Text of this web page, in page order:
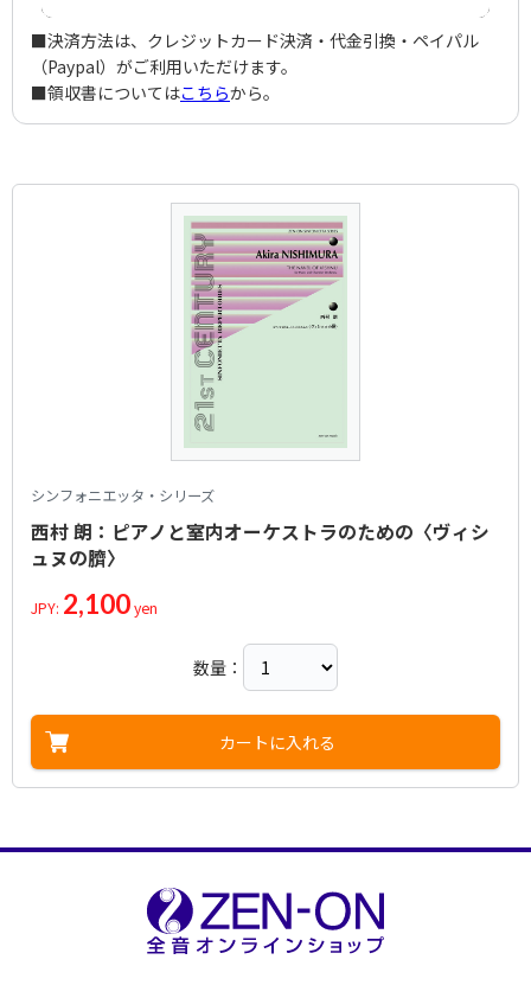
■決済方法は、クレジットカード決済・代金引換・ペイパル
（Paypal）がご利用いただけます。
■領収書についてはこちらから。
シンフォニエッタ・シリーズ
西村 朗：ピアノと室内オーケストラのための〈ヴィシ
ュヌの臍〉
JPY: 2,100yen
数量：
カートに入れる